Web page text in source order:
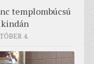
templombúcsú
4.